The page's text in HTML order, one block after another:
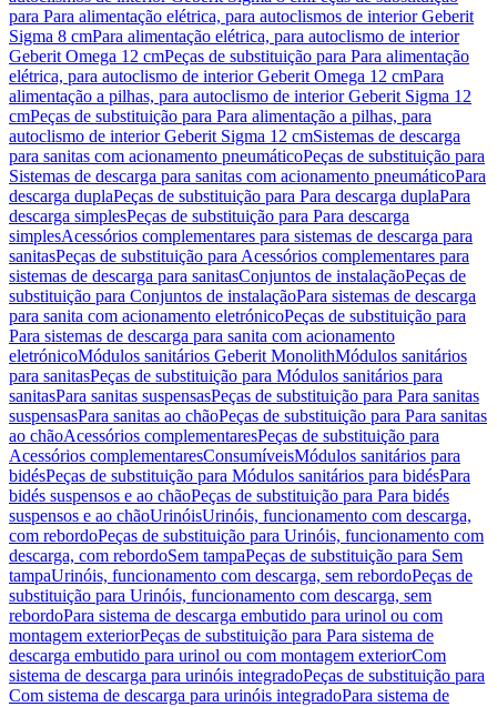
para Para alimentação elétrica, para autoclismos de interior Geberit
Sigma 8 cmPara alimentação elétrica, para autoclismo de interior
Geberit Omega 12 cmPeças de substituição para Para alimentação
elétrica, para autoclismo de interior Geberit Omega 12 cmPara
alimentação a pilhas, para autoclismo de interior Geberit Sigma 12
cmPeças de substituição para Para alimentação a pilhas, para
autoclismo de interior Geberit Sigma 12 cmSistemas de descarga
para sanitas com acionamento pneumáticoPeças de substituição para
Sistemas de descarga para sanitas com acionamento pneumáticoPara
descarga duplaPeças de substituição para Para descarga duplaPara
descarga simplesPeças de substituição para Para descarga
simplesAcessórios complementares para sistemas de descarga para
sanitasPeças de substituição para Acessórios complementares para
sistemas de descarga para sanitasConjuntos de instalaçãoPeças de
substituição para Conjuntos de instalaçãoPara sistemas de descarga
para sanita com acionamento eletrónicoPeças de substituição para
Para sistemas de descarga para sanita com acionamento
eletrónicoMódulos sanitários Geberit MonolithMódulos sanitários
para sanitasPeças de substituição para Módulos sanitários para
sanitasPara sanitas suspensasPeças de substituição para Para sanitas
suspensasPara sanitas ao chãoPeças de substituição para Para sanitas
ao chãoAcessórios complementaresPeças de substituição para
Acessórios complementaresConsumíveisMódulos sanitários para
bidésPeças de substituição para Módulos sanitários para bidésPara
bidés suspensos e ao chãoPeças de substituição para Para bidés
suspensos e ao chãoUrinóisUrinóis, funcionamento com descarga,
com rebordoPeças de substituição para Urinóis, funcionamento com
descarga, com rebordoSem tampaPeças de substituição para Sem
tampaUrinóis, funcionamento com descarga, sem rebordoPeças de
substituição para Urinóis, funcionamento com descarga, sem
rebordoPara sistema de descarga embutido para urinol ou com
montagem exteriorPeças de substituição para Para sistema de
descarga embutido para urinol ou com montagem exteriorCom
sistema de descarga para urinóis integradoPeças de substituição para
Com sistema de descarga para urinóis integradoPara sistema de